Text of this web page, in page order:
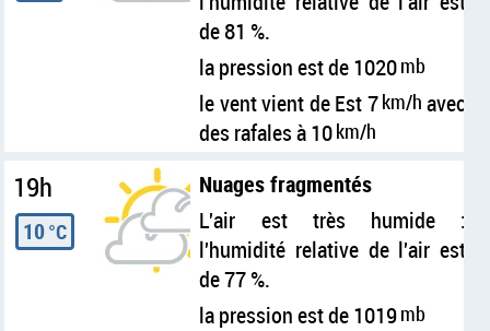
de 81 %.
la pression est de 1020mb
le vent vient de Est 7km/h avec
des rafales à 10km/h
19h
10°C
Nuages fragmentés
L'air est très humide :
l'humidité relative de l'air est
de 77 %.
la pression est de 1019mb